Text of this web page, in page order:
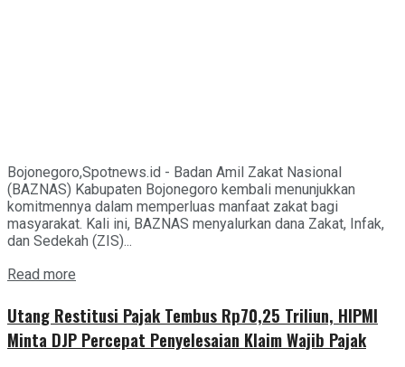
Bojonegoro,Spotnews.id - Badan Amil Zakat Nasional
(BAZNAS) Kabupaten Bojonegoro kembali menunjukkan
komitmennya dalam memperluas manfaat zakat bagi
masyarakat. Kali ini, BAZNAS menyalurkan dana Zakat, Infak,
dan Sedekah (ZIS)...
Read more
Utang Restitusi Pajak Tembus Rp70,25 Triliun, HIPMI
Minta DJP Percepat Penyelesaian Klaim Wajib Pajak